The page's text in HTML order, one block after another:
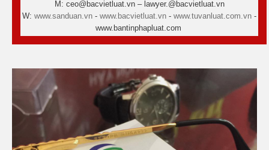
M: ceo@bacvietluat.vn – lawyer.@bacvietluat.vn
W: www.sanduan.vn - www.bacvietluat.vn - www.tuvanluat.com.vn -
www.bantinphapluat.com